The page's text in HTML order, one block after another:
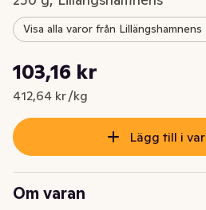
Visa alla varor från Lillängshamnens
Nuvarande pris är: 103,16 kr
103,16 kr
412,64 kr /kg
Styckpris: 412,64 kr /kg
Lägg till i
Om varan